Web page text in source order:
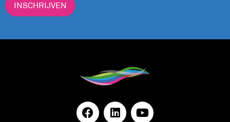
INSCHRIJVEN